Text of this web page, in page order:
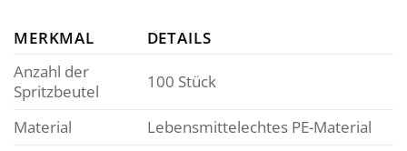
MERKMAL
DETAILS
Anzahl der
Spritzbeutel
100 Stück
Material Lebensmittelechtes PE-Material